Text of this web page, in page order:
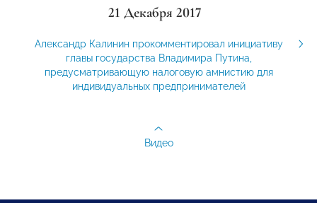
21 Декабря 2017
Александр Калинин прокомментировал инициативу
главы государства Владимира Путина,
предусматривающую налоговую амнистию для
индивидуальных предпринимателей
Видео